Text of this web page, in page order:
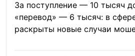
За поступление — 10 тысяч
«перевод» — 6 тысяч: в
раскрыты новые случаи